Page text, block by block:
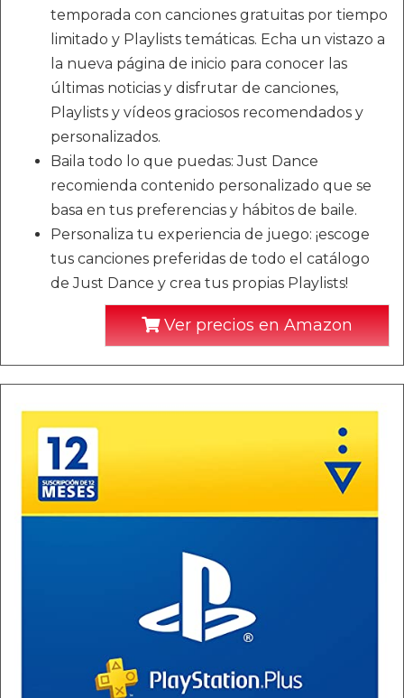
temporada con canciones gratuitas por tiempo
limitado y Playlists temáticas. Echa un vistazo a
la nueva página de inicio para conocer las
últimas noticias y disfrutar de canciones,
Playlists y vídeos graciosos recomendados y
personalizados.
Baila todo lo que puedas: Just Dance
recomienda contenido personalizado que se
basa en tus preferencias y hábitos de baile.
Personaliza tu experiencia de juego: ¡escoge
tus canciones preferidas de todo el catálogo
de Just Dance y crea tus propias Playlists!
Ver precios en Amazon